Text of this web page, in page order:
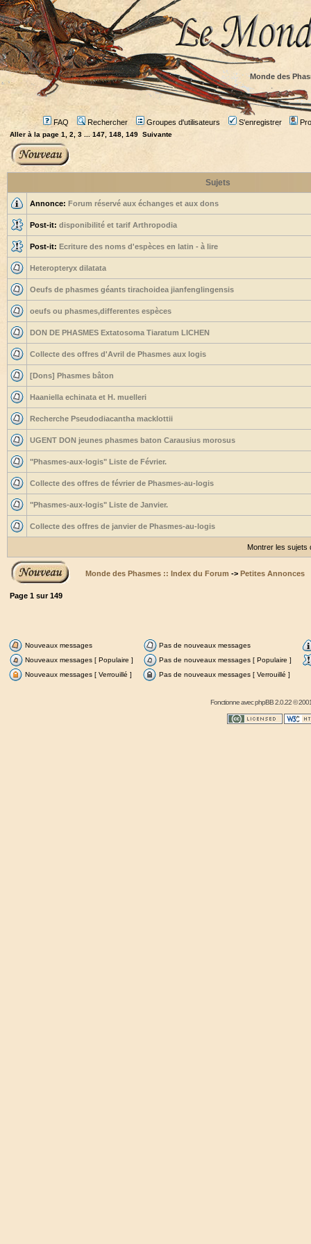
Monde des
FAQ Rechercher Groupes d'utilisateurs S'enregistrer
Aller à la page 1 2 3 ...147 148 149 Suivante
Sujets
Annonce: Forum réservé aux échanges et aux dons
Post-it: disponibilité et tarif Arthropodia
Post-it: Ecriture des noms d'espèces en latin - à lire
Heteropteryx dilatata
Oeufs de phasmes géants tirachoidea jianfenglingensis
oeufs ou phasmes,differentes espèces
DON DE PHASMES Extatosoma Tiaratum LICHEN
Collecte des offres d'Avril de Phasmes aux logis
[Dons] Phasmes bâton
Haaniella echinata et H. muelleri
Recherche Pseudodiacantha macklottii
UGENT DON jeunes phasmes baton Carausius morosus
"Phasmes-aux-logis" Liste de Février.
Collecte des offres de février de Phasmes-au-logis
"Phasmes-aux-logis" Liste de Janvier.
Collecte des offres de janvier de Phasmes-au-logis
Montrer les sujets
Monde des Phasmes :: Index du Forum -> Petites Annonces
Page 1 sur149
Nouveaux messages
Pas de nouveaux messages
Nouveaux messages [ Populaire ]
Pas de nouveaux messages [ Populaire ]
Nouveaux messages [ Verrouillé ]
Pas de nouveaux messages [ Verrouillé ]
Fonctionne avecphpBB2.0.22 ©